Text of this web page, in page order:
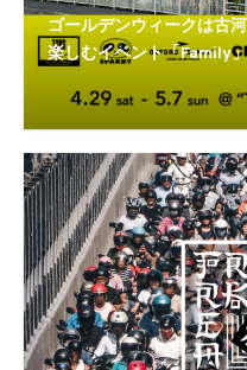
ゴールデンウィークは古
楽しむイベント「Family